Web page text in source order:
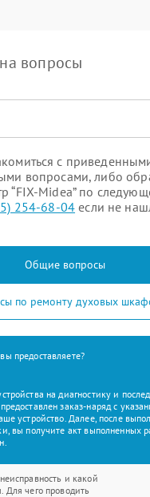
вопросы
с
вопросами, либо
“FIX-Midea” по
254-68-04 если не
Общие вопросы
по ремонту духовых
предоставляете?
на диагностику и
заказ-наряд с
устройство. Далее, после
вы получите акт выполненных
и какой
Для чего проводить